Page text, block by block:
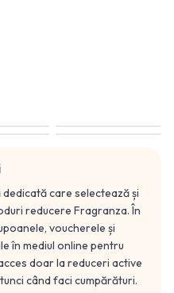
care selectează și
reducere Fragranza. În
voucherele și
în mediul online pentru
doar la reduceri active
când faci cumpărături.